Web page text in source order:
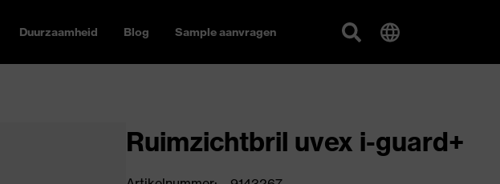
Duurzaamheid Blog Sample aanvragen
Ruimzichtbril uvex i-guard+